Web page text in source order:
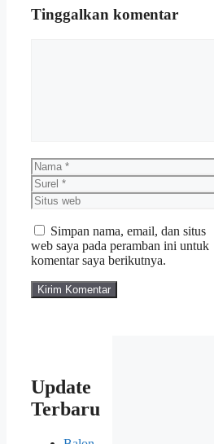
Tinggalkan komentar
Nama
Surel
Situs
web
Simpan nama, email, dan situs
web saya pada peramban ini untuk
komentar saya berikutnya.
Update
Terbaru